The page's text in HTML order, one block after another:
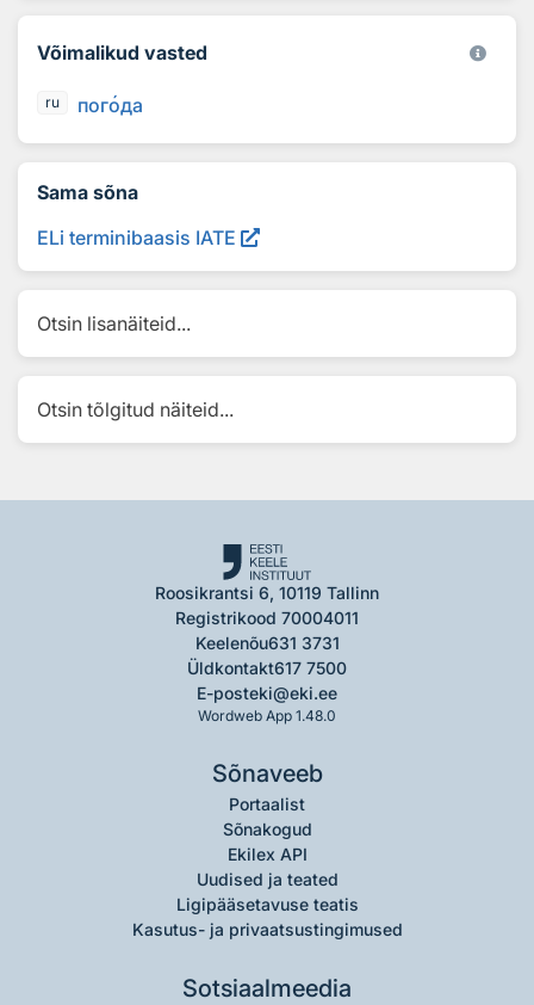
Võimalikud vasted
ru погода
Sama sõna
ELi terminibaasis IATE
Otsin lisanäiteid...
Otsin tõlgitud näiteid...
Roosikrantsi 6, 10119 Tallinn
Registrikood 70004011
Keelenõu631 3731
Üldkontakt617 7500
E-posteki@eki.ee
Wordweb App 1.48.0
Sõnaveeb
Portaalist
Sõnakogud
Ekilex API
Uudised ja teated
Ligipääsetavuse teatis
Kasutus- ja privaatsustingimused
Sotsiaalmeedia